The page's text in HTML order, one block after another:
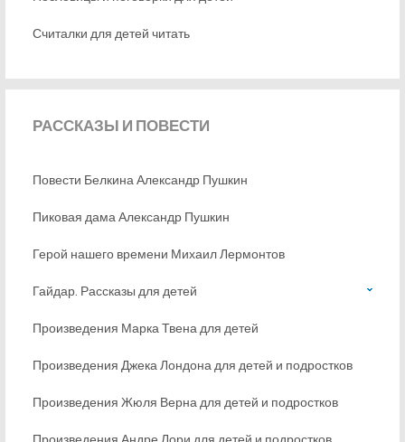
Считалки для детей читать
РАССКАЗЫ И ПОВЕСТИ
Повести Белкина Александр Пушкин
Пиковая дама Александр Пушкин
Герой нашего времени Михаил Лермонтов
Гайдар. Рассказы для детей
Произведения Марка Твена для детей
Произведения Джека Лондона для детей и подростков
Произведения Жюля Верна для детей и подростков
Произведения Андре Лори для детей и подростков